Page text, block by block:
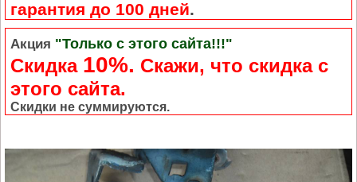
гарантия до 100 дней.
Акция "Только с этого сайта!!!"
Скидка 10%. Cкажи, что скидка с
этого сайта.
Скидки не суммируются.